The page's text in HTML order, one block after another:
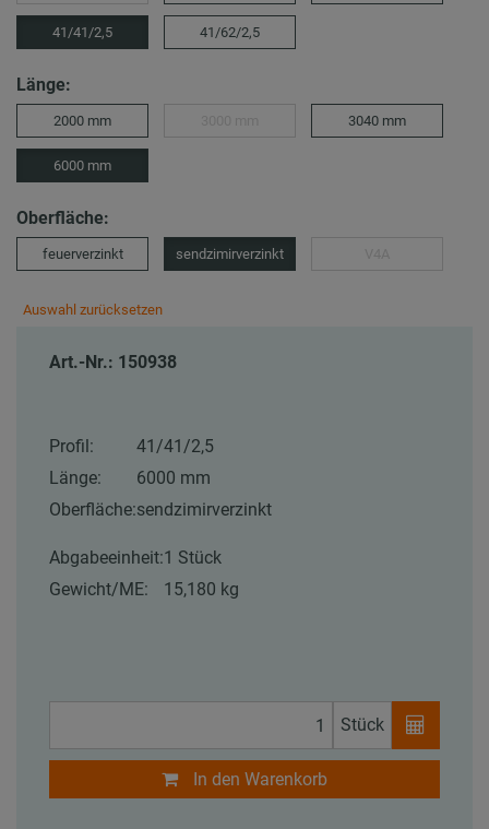
41/41/2,5 41/62/2,5
Länge:
2000 mm 3040 mm
6000 mm
Oberfläche:
feuerverzinkt sendzimirverzinkt
Auswahl zurücksetzen
Art.-Nr.: 150938
Profil:
41/41/2,5
Länge:
6000 mm
Oberfläche:sendzimirverzinkt
Abgabeeinheit:1 Stück
Gewicht/ME:
15,180 kg
Stück
In den Warenkorb